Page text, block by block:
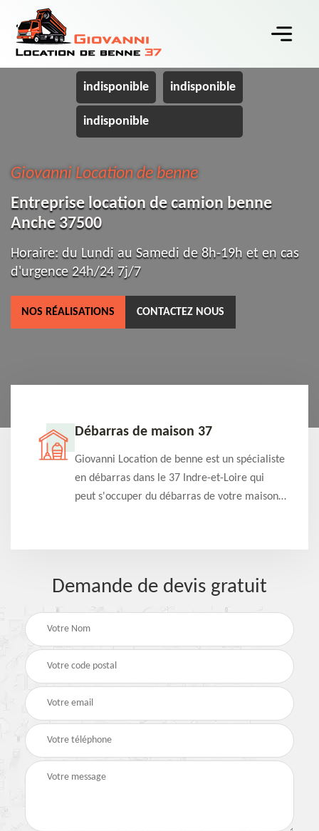
indisponible indisponible
indisponible
Giovanni Location de benne
Entreprise location de camion benne
Anche 37500
Horaire: du Lundi au Samedi de 8h-19h et en cas
d'urgence 24h/24 7j/7
NOS RÉALISATIONS CONTACTEZ NOUS
Débarras de maison 37
Giovanni Location de benne est un spécialiste
en débarras dans le 37 Indre-et-Loire qui
peut s'occuper du débarras de votre maison
Demande de devis gratuit